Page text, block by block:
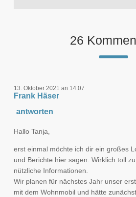
26
13. Oktober 2021 an 14:07
Frank Häser
antworten
Hallo Tanja,
erst einmal möchte ich dir ein großes
und Berichte hier sagen. Wirklich toll
nützliche Informationen.
Wir planen für nächstes Jahr unser
mit dem Wohnmobil und hätte